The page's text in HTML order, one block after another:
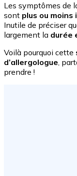
Les symptômes de
sont plus ou moins
Inutile de préciser
largement la durée
Voilà pourquoi cette
d’allergologue,
prendre !